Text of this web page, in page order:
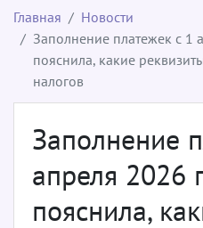
Главная
Новости
Заполнение платежек с 1
пояснила, какие
налогов
Заполнение
апреля 2026
пояснила,